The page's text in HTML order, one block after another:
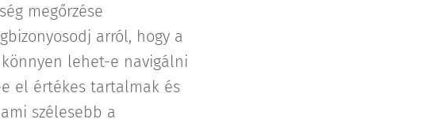
megőrzése
arról, hogy a
lehet-e navigálni
el értékes tartalmak és
szélesebb a